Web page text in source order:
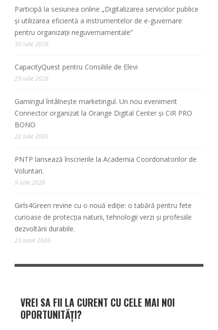
Participă la sesiunea online „Digitalizarea serviciilor publice
și utilizarea eficientă a instrumentelor de e-guvernare
pentru organizații neguvernamentale”
30 iulie 2026
CapacityQuest pentru Consiliile de Elevi
29 iulie 2026
Gamingul întâlnește marketingul. Un nou eveniment
Connector organizat la Orange Digital Center și CIR PRO
BONO
22 iulie 2026
PNTP lansează înscrierile la Academia Coordonatorilor de
Voluntari.
9 iulie 2026
Girls4Green revine cu o nouă ediție: o tabără pentru fete
curioase de protecția naturii, tehnologii verzi și profesiile
dezvoltării durabile.
23 iunie 2026
VREI SA FII LA CURENT CU CELE MAI NOI
OPORTUNITĂȚI?